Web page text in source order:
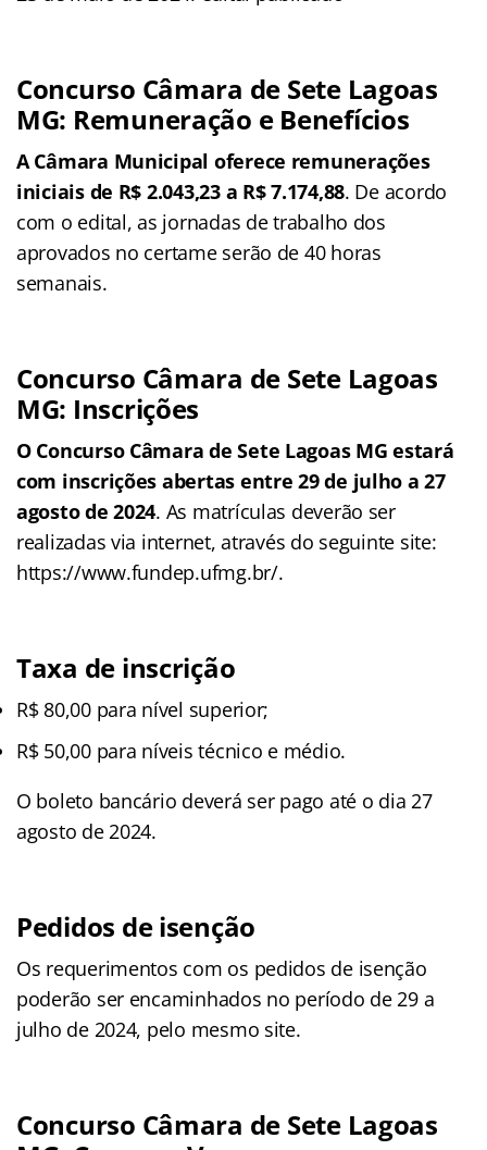
Concurso Câmara de Sete Lagoas
MG: Remuneração e Benefícios
A Câmara Municipal oferece remunerações
iniciais de R$ 2.043,23 a R$ 7.174,88. De acordo
com o edital, as jornadas de trabalho dos
aprovados no certame serão de 40 horas
semanais.
Concurso Câmara de Sete Lagoas
MG: Inscrições
O Concurso Câmara de Sete Lagoas MG estará
com inscrições abertas entre 29 de julho a 27
agosto de 2024. As matrículas deverão ser
realizadas via internet, através do seguinte site:
https://www.fundep.ufmg.br/.
Taxa de inscrição
R$ 80,00 para nível superior;
R$ 50,00 para níveis técnico e médio.
O boleto bancário deverá ser pago até o dia 27
agosto de 2024.
Pedidos de isenção
Os requerimentos com os pedidos de isenção
poderão ser encaminhados no período de 29 a
julho de 2024, pelo mesmo site.
Concurso Câmara de Sete Lagoas